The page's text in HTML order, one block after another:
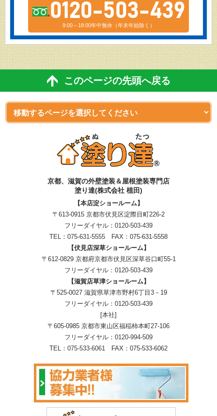
0120-503-439
9:00～18:00年中無休（年末年始除く）
このページの先頭へ戻る
京都、滋賀の外壁塗装＆屋根塗装専門店
塗り達(株式会社 植田)
【本店淀ショールーム】
〒613-0915 京都市伏見区淀際目町226-2
フリーダイヤル： 0120-503-439
TEL： 075-631-5555 FAX：075-631-5558
【伏見店深草ショールーム】
〒612-0829 京都府京都市伏見区深草谷口町55-1
フリーダイヤル： 0120-503-439
【滋賀店草津ショールーム】
〒525-0027 滋賀県草津市野村6丁目3－19
フリーダイヤル： 0120-503-439
[本社]
〒605-0985 京都市東山区福稲柿本町27-106
フリーダイヤル： 0120-994-509
TEL： 075-533-6061 FAX：075-533-6062